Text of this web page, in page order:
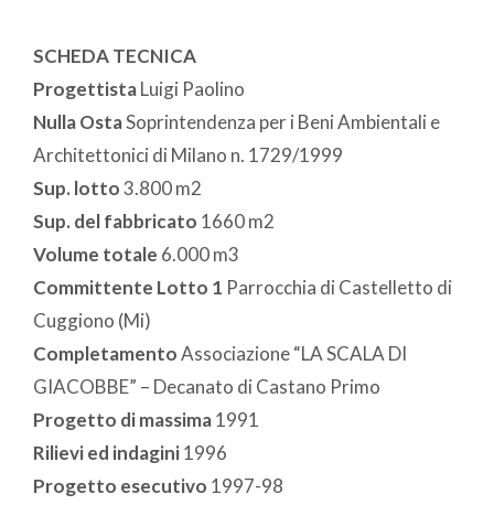
SCHEDA TECNICA
ProgettistaLuigi Paolino
Nulla OstaSoprintendenza per i Beni Ambientali e
Architettonici di Milano n. 1729/1999
Sup. lotto3.800 m2
Sup. del fabbricato 1660 m2
Volume totale 6.000 m3
Committente Lotto 1 Parrocchia di Castelletto di
Cuggiono (Mi)
CompletamentoAssociazione “LA SCALA DI
GIACOBBE” – Decanato di Castano Primo
Progetto di massima1991
Rilievi ed indagini1996
Progetto esecutivo 1997-98